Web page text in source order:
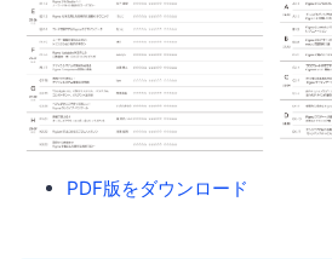
PDF版をダウンロード